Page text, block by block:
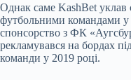
Однак саме KashBet уклав
футбольними командами у
спонсорство з ФК
рекламувався на бордах
команди у 2019 році.